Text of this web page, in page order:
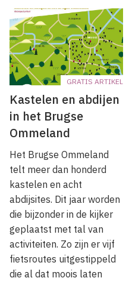
GRATIS ARTIKEL
Kastelen en abdijen
in het Brugse
Ommeland
Het Brugse Ommeland
telt meer dan honderd
kastelen en acht
abdijsites. Dit jaar worden
die bijzonder in de kijker
geplaatst met tal van
activiteiten. Zo zijn er vijf
fietsroutes uitgestippeld
die al dat moois laten